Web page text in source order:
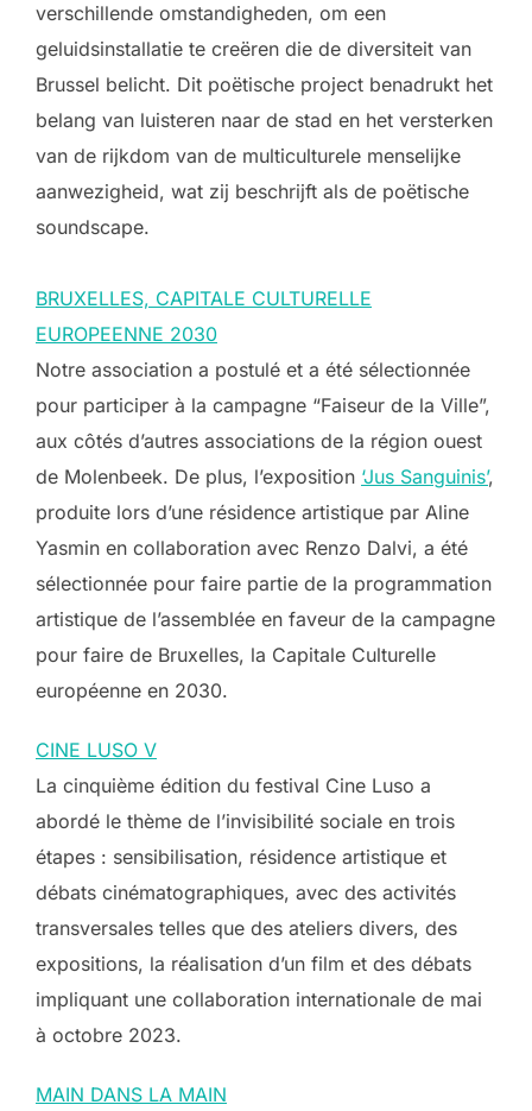
verschillende omstandigheden, om een
geluidsinstallatie te creëren die de diversiteit van
Brussel belicht. Dit poëtische project benadrukt het
belang van luisteren naar de stad en het versterken
van de rijkdom van de multiculturele menselijke
aanwezigheid, wat zij beschrijft als de poëtische
soundscape.
BRUXELLES, CAPITALE CULTURELLE
EUROPEENNE 2030
Notre association a postulé et a été sélectionnée
pour participer à la campagne “Faiseur de la Ville”,
aux côtés d’autres associations de la région ouest
de Molenbeek. De plus, l’exposition ‘Jus Sanguinis’,
produite lors d’une résidence artistique par Aline
Yasmin en collaboration avec Renzo Dalvi, a été
sélectionnée pour faire partie de la programmation
artistique de l’assemblée en faveur de la campagne
pour faire de Bruxelles, la Capitale Culturelle
européenne en 2030.
CINE LUSO V
La cinquième édition du festival Cine Luso a
abordé le thème de l’invisibilité sociale en trois
étapes : sensibilisation, résidence artistique et
débats cinématographiques, avec des activités
transversales telles que des ateliers divers, des
expositions, la réalisation d’un film et des débats
impliquant une collaboration internationale de mai
à octobre 2023.
MAIN DANS LA MAIN